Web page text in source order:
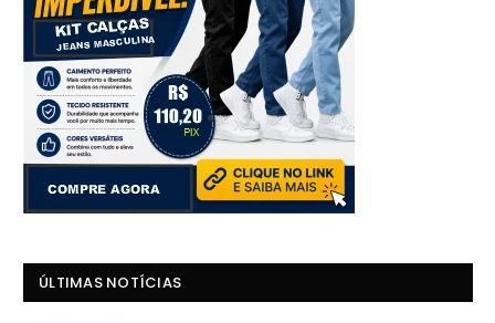
ÚLTIMAS NOTÍCIAS